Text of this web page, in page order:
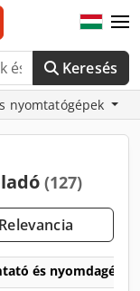
Keresés
nyomtatógépek
(127)
Relevancia
és